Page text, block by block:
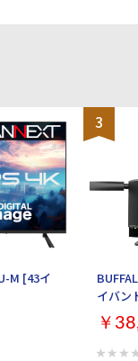
M [43イ
3
イバン
ック]
￥